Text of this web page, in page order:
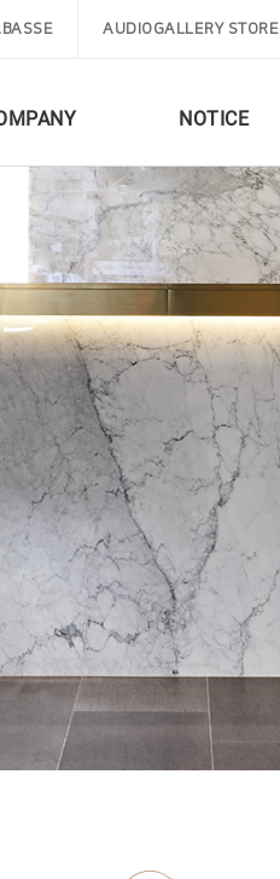
AUDIOGALLERY STORE
NOTICE